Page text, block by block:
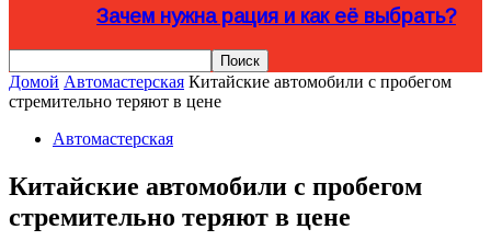
Зачем нужна рация и как её выбрать?
Домой Автомастерская Китайские автомобили с пробегом
стремительно теряют в цене
Автомастерская
Китайские автомобили с пробегом
стремительно теряют в цене